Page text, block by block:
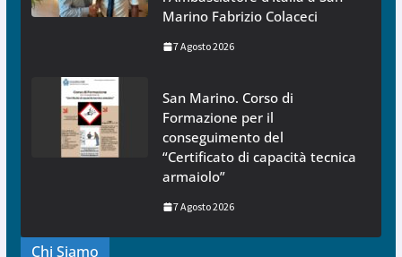
Marino Fabrizio Colaceci
7 Agosto 2026
San Marino. Corso di
Formazione per il
conseguimento del
“Certificato di capacità tecnica
armaiolo”
7 Agosto 2026
Chi Siamo